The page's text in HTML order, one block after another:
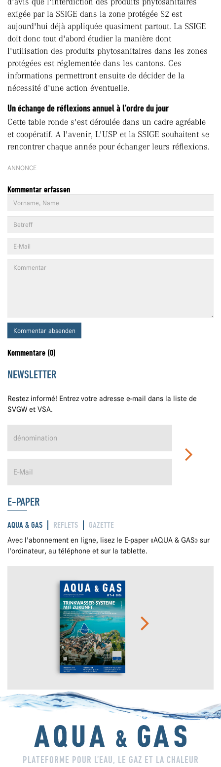
exigée par la SSIGE dans la zone protégée S2 est
aujourd'hui déjà appliquée quasiment partout. La SSIGE
doit donc tout d'abord étudier la manière dont
l'utilisation des produits phytosanitaires dans les zones
protégées est réglementée dans les cantons. Ces
informations permettront ensuite de décider de la
nécessité d'une action éventuelle.
Un échange de réflexions annuel à l'ordre du jour
Cette table ronde s'est déroulée dans un cadre agréable
et coopératif. A l'avenir, L'USP et la SSIGE souhaitent se
rencontrer chaque année pour échanger leurs réflexions.
ANNONCE
Kommentar erfassen
Kommentar absenden
Kommentare (0)
NEWSLETTER
Restez informé! Entrez votre adresse e-mail dans la liste de
SVGW et VSA.
E-PAPER
AQUA & GAS REFLETS GAZETTE
Avec l'abonnement en ligne, lisez le E-paper «AQUA & GAS» sur
l'ordinateur, au téléphone et sur la tablette.
PLATEFORME POUR L’EAU, LE GAZ ET LA CHALEUR